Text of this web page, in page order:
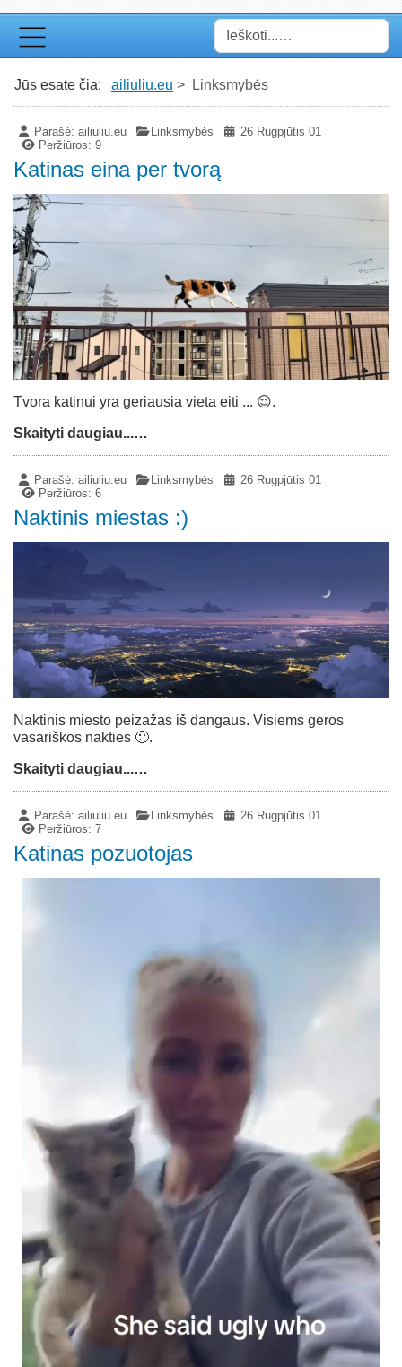
Paieška
Jūs esate čia: ailiuliu.eu Linksmybės
Parašė:ailiuliu.eu Linksmybės
26 Rugpjūtis 01
Peržiūros: 9
Katinas eina per tvorą
Tvora katinui yra geriausia vieta eiti ... 😌.
Skaityti daugiau...…
Parašė:ailiuliu.eu Linksmybės
26 Rugpjūtis 01
Peržiūros: 6
Naktinis miestas :)
Naktinis miesto peizažas iš dangaus. Visiems geros
vasariškos nakties 🙂.
Skaityti daugiau...…
Parašė:ailiuliu.eu Linksmybės
26 Rugpjūtis 01
Peržiūros: 7
Katinas pozuotojas